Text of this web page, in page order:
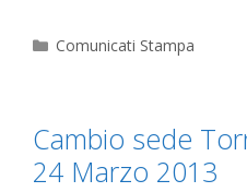
Categorie
Comunicati Stampa
Cambio sede
24 Marzo 2013